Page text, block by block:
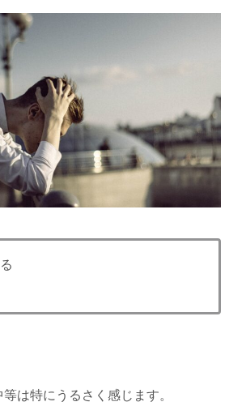
は特にうるさく感じます。